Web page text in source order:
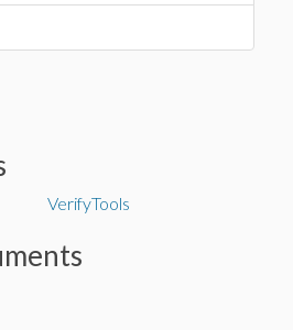
VerifyTools